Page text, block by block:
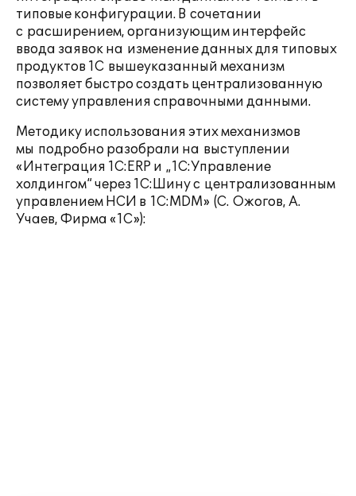
типовые конфигурации. В сочетании
с расширением, организующим интерфейс
ввода заявок на изменение данных для типовых
продуктов 1С вышеуказанный механизм
позволяет быстро создать централизованную
систему управления справочными данными.
Методику использования этих механизмов
мы подробно разобрали на выступлении
«Интеграция 1C:ERP и „1С:Управление
холдингом“ через 1С:Шину с централизованным
управлением НСИ в 1С:MDM» (С. Ожогов, А.
Учаев, Фирма «1С»):